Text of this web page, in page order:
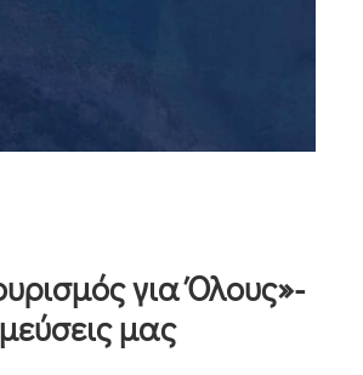
για Όλους»-
μας